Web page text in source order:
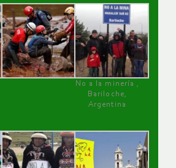
No a la minería ,
Bariloche,
Argentina